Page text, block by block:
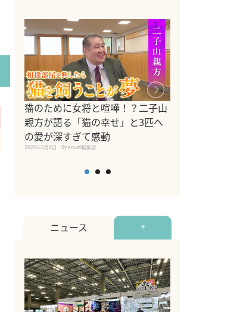
猫のために女将と喧嘩！？二子山
親方が語る「猫の幸せ」と3匹へ
の愛が深すぎて感動
2026年2月4日 By equall編集部
ニュース +